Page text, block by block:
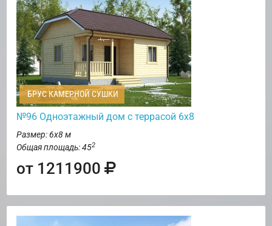
БРУС КАМЕРНОЙ СУШКИ
№96 Одноэтажный дом с террасой 6х8
Размер: 6х8 м
Общая площадь: 452
от 1211900